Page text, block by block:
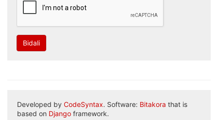
Bidali
Developed by CodeSyntax. Software: Bitakora that is
based on Django framework.